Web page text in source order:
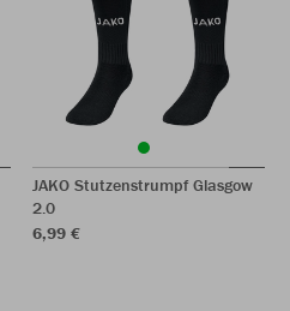
JAKO Stutzenstrumpf Glasgow
2.0
6,99 €